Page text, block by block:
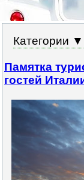
Категории ▼
Памятка
гостей